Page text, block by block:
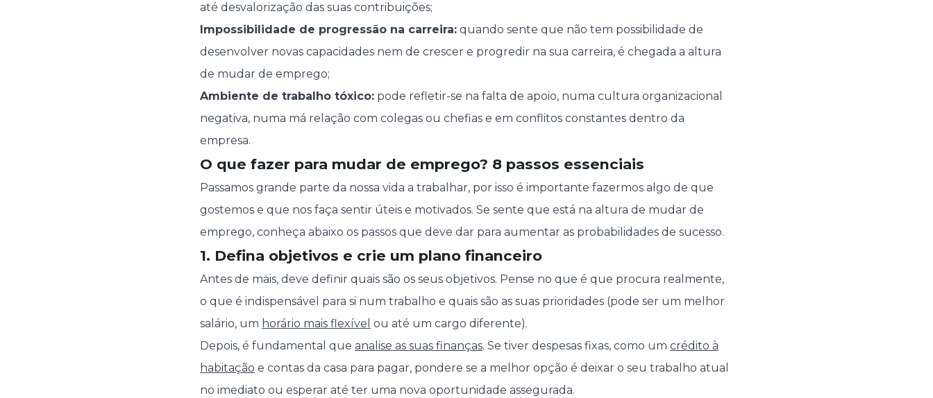
até desvalorização das suas contribuições;
Impossibilidade de progressão na carreira: quando sente que não tem possibilidade de
desenvolver novas capacidades nem de crescer e progredir na sua carreira, é chegada a altura
de mudar de emprego;
Ambiente de trabalho tóxico: pode refletir-se na falta de apoio, numa cultura organizacional
negativa, numa má relação com colegas ou chefias e em conflitos constantes dentro da
empresa.
O que fazer para mudar de emprego? 8 passos essenciais
Passamos grande parte da nossa vida a trabalhar, por isso é importante fazermos algo de que
gostemos e que nos faça sentir úteis e motivados. Se sente que está na altura de mudar de
emprego, conheça abaixo os passos que deve dar para aumentar as probabilidades de sucesso.
1. Defina objetivos e crie um plano financeiro
Antes de mais, deve definir quais são os seus objetivos. Pense no que é que procura realmente,
o que é indispensável para si num trabalho e quais são as suas prioridades (pode ser um melhor
salário, um horário mais flexível ou até um cargo diferente).
Depois, é fundamental que analise as suas finanças. Se tiver despesas fixas, como um crédito à
habitação e contas da casa para pagar, pondere se a melhor opção é deixar o seu trabalho atual
no imediato ou esperar até ter uma nova oportunidade assegurada.